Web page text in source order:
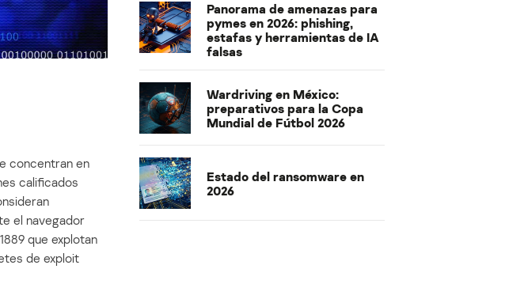
concentran en
calificados
el navegador
que explotan
de exploit
Panorama de amenazas para
pymes en 2026: phishing,
estafas y herramientas de IA
falsas
Wardriving en México:
preparativos para la Copa
Mundial de Fútbol 2026
Estado del ransomware en
2026